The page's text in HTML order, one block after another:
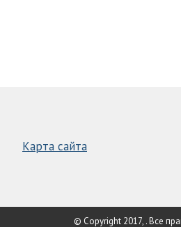
Карта сайта
© Copyright 2017, . Все